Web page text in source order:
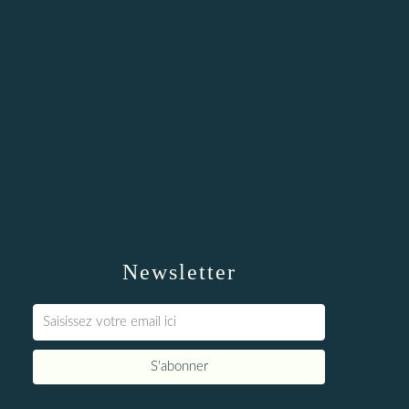
Newsletter